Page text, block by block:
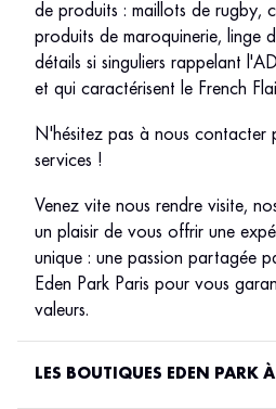
de produits : maillots de rugby,
produits de maroquinerie, linge
détails si singuliers rappelant
et qui caractérisent le French
N'hésitez pas à nous contacter
services !
Venez vite nous rendre visite,
un plaisir de vous offrir une
unique : une passion partagée
Eden Park Paris pour vous
valeurs.
LES BOUTIQUES EDEN PARK